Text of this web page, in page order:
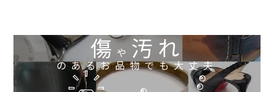
傷や 汚れ
のあるお品物でも大丈夫